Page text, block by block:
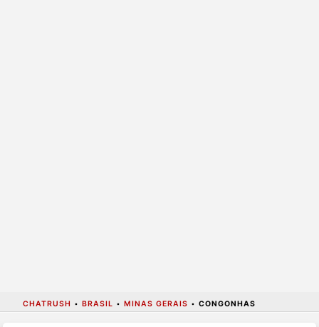
CHATRUSH • BRASIL • MINAS GERAIS • CONGONHAS